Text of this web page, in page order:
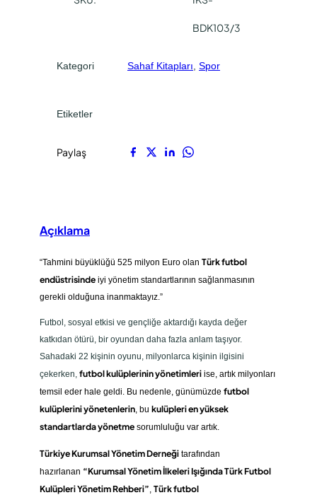
BDK103/3
Kategori Sahaf Kitapları Spor
Etiketler
Paylaş
Açıklama
“Tahmini büyüklüğü 525 milyon Euro olan Türk futbol
endüstrisinde iyi yönetim standartlarının sağlanmasının
gerekli olduğuna inanmaktayız.”
Futbol, sosyal etkisi ve gençliğe aktardığı kayda değer
katkıdan ötürü, bir oyundan daha fazla anlam taşıyor.
Sahadaki 22 kişinin oyunu, milyonlarca kişinin ilgisini
çekerken, futbol kulüplerinin yönetimleri ise, artık milyonları
temsil eder hale geldi. Bu nedenle, günümüzde futbol
kulüplerini yönetenlerin, bu kulüpleri en yüksek
standartlarda yönetme sorumluluğu var artık.
Türkiye Kurumsal Yönetim Derneği tarafından
hazırlanan “Kurumsal Yönetim İlkeleri Işığında Türk Futbol
Kulüpleri Yönetim Rehberi” Türk futbol